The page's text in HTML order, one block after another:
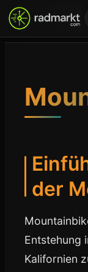
der
Entstehung
Kalifornien